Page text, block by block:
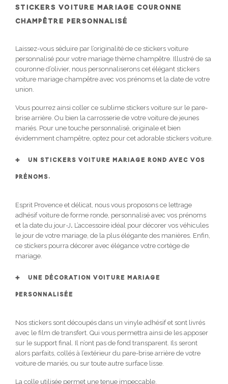
STICKERS VOITURE MARIAGE COURONNE
CHAMPÊTRE PERSONNALISÉ
Laissez-vous séduire par l’originalité de ce stickers voiture
personnalisé pour votre mariage thème champêtre. Illustré de sa
couronne d’olivier, nous personnaliserons cet élégant stickers
voiture mariage champêtre avec vos prénoms et la date de votre
union.
Vous pourrez ainsi coller ce sublime stickers voiture sur le pare-
brise arrière. Ou bien la carrosserie de votre voiture de jeunes
mariés. Pour une touche personnalisé, originale et bien
évidemment champêtre, optez pour cet adorable stickers voiture.
UN STICKERS VOITURE MARIAGE ROND AVEC VOS
PRÉNOMS.
Esprit Provence et délicat, nous vous proposons ce lettrage
adhésif voiture de forme ronde, personnalisé avec vos prénoms
et la date du jour-J. L’accessoire idéal pour décorer vos véhicules
le jour de votre mariage, de la plus élégante des manières. Enfin,
ce stickers pourra décorer avec élégance votre cortège de
mariage.
UNE DÉCORATION VOITURE MARIAGE
PERSONNALISÉE
Nos stickers sont découpés dans un vinyle adhésif et sont livrés
avec le film de transfert. Qui vous permettra ainsi de les apposer
sur le support final. Il n’ont pas de fond transparent. Ils seront
alors parfaits, collés à l’extérieur du pare-brise arrière de votre
voiture de mariés, ou sur toute autre surface lisse.
La colle utilisée permet une tenue impeccable.